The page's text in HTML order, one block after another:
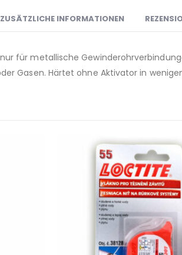
ZUSÄTZLICHE INFORMATIONEN
für metallische
Gasen. Härtet ohne Aktivator in